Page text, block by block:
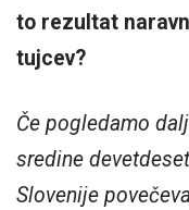
to rezultat
tujcev?
Če pogledamo
sredine
Slovenije